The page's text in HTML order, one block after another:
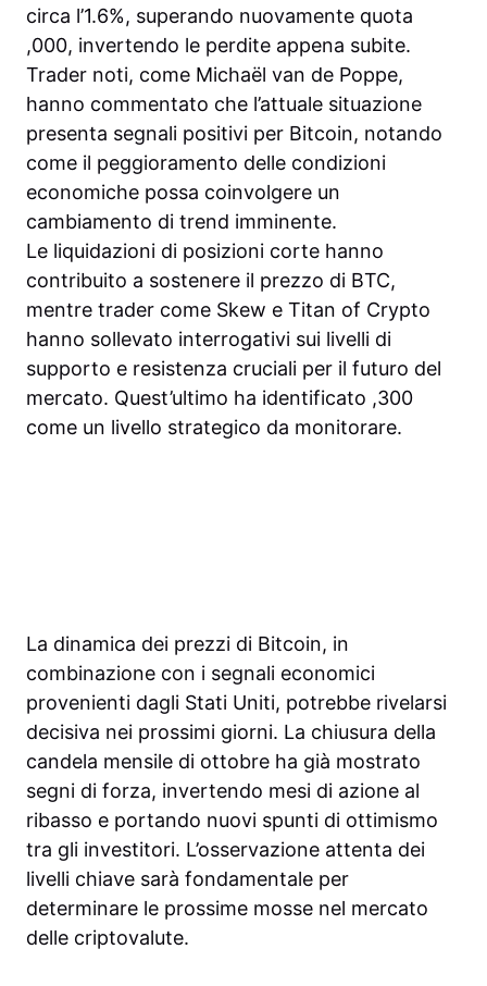
circa l’1.6%, superando nuovamente quota
,000, invertendo le perdite appena subite.
Trader noti, come Michaël van de Poppe,
hanno commentato che l’attuale situazione
presenta segnali positivi per Bitcoin, notando
come il peggioramento delle condizioni
economiche possa coinvolgere un
cambiamento di trend imminente.
Le liquidazioni di posizioni corte hanno
contribuito a sostenere il prezzo di BTC,
mentre trader come Skew e Titan of Crypto
hanno sollevato interrogativi sui livelli di
supporto e resistenza cruciali per il futuro del
mercato. Quest’ultimo ha identificato ,300
come un livello strategico da monitorare.
La dinamica dei prezzi di Bitcoin, in
combinazione con i segnali economici
provenienti dagli Stati Uniti, potrebbe rivelarsi
decisiva nei prossimi giorni. La chiusura della
candela mensile di ottobre ha già mostrato
segni di forza, invertendo mesi di azione al
ribasso e portando nuovi spunti di ottimismo
tra gli investitori. L’osservazione attenta dei
livelli chiave sarà fondamentale per
determinare le prossime mosse nel mercato
delle criptovalute.